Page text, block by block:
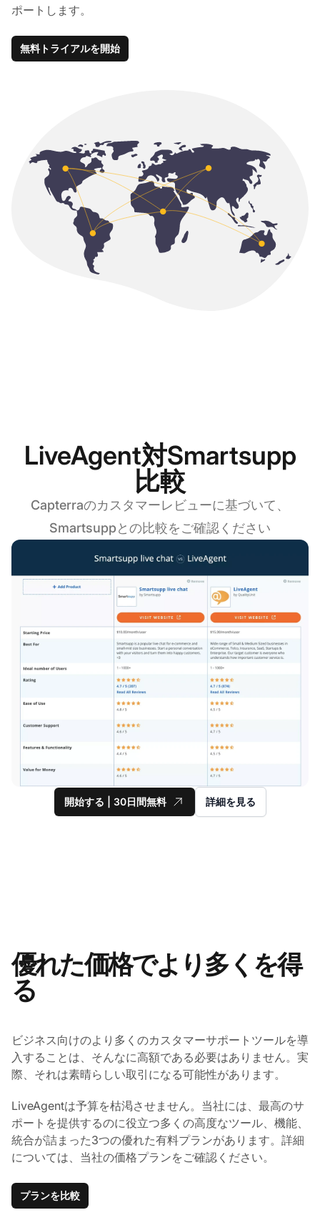
ポートします。
無料トライアルを開始
LiveAgent対Smartsupp
比較
Capterraのカスタマーレビューに基づいて、
Smartsuppとの比較をご確認ください
開始する | 30日間無料 詳細を見る
優れた価格でより多くを得
る
ビジネス向けのより多くのカスタマーサポートツールを導
入することは、そんなに高額である必要はありません。実
際、それは素晴らしい取引になる可能性があります。
LiveAgentは予算を枯渇させません。当社には、最高のサ
ポートを提供するのに役立つ多くの高度なツール、機能、
統合が詰まった3つの優れた有料プランがあります。詳細
については、当社の価格プランをご確認ください。
プランを比較